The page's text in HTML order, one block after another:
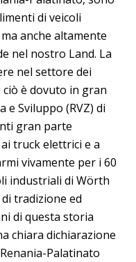
di veicoli
anche altamente
nel nostro Land. La
nel settore dei
è dovuto in gran
e Sviluppo (RVZ) di
gran parte
truck elettrici e a
vivamente per i 60
industriali di Wörth
tradizione ed
di questa storia
chiara dichiarazione
Palatinato